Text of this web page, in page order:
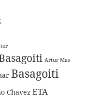
Artur Mas
Basagoiti
Chavez ETA